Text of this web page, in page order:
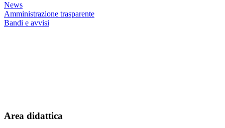
News
Amministrazione trasparente
Bandi e avvisi
Area didattica